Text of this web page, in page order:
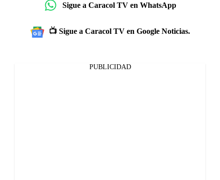
Sigue a Caracol TV en WhatsApp
📺 Sigue a Caracol TV en Google Noticias.
PUBLICIDAD